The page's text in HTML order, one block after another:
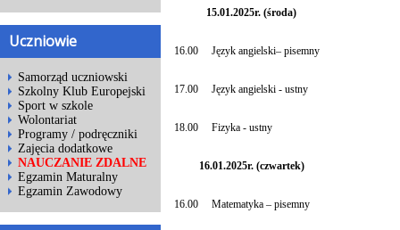
Uczniowie
Samorząd uczniowski
Szkolny Klub Europejski
Sport w szkole
Wolontariat
Programy / podręczniki
Zajęcia dodatkowe
NAUCZANIE ZDALNE
Egzamin Maturalny
Egzamin Zawodowy
15.01.2025r. (środa)
16.00 Język angielski– pisemny
17.00 Język angielski - ustny
18.00 Fizyka - ustny
16.01.2025r. (czwartek)
16.00 Matematyka – pisemny